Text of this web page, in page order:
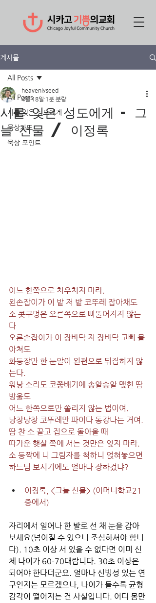
게시물
All Posts
시를 잊은 성도에게
묵상카드
묵상 포인트
All Posts
시를 잊은 성도에게 - 그
늘 선물 / 이정록
heavenlyseed
4월 18일 1분 분량
어느 한쪽으로 치우치지 마라.
왼손잡이가 이 밭 저 밭 코뚜레 잡아채도
소 콧구멍은 오른쪽으로 삐뚤어지지 않는
다
오른손잡이가 이 장바닥 저 장바닥 고삐 몰
아쳐도
화등장만 한 눈알이 왼편으로 뒤집히지 않
는다.
워낭 소리도 코쭝배기에 송알송알 맺힌 땀
방울도
어느 한쪽으로만 쏠리지 않는 법이여.
낭창낭창 코뚜레만 파이다 동강나는 거여.
땀 찬 소 끌고 집으로 돌아올 때
따가운 햇살 쪽에 서는 것만은 잊지 마라.
소 등짝에 니 그림자를 척하니 얹혀놓으면
하느님 보시기에도 얼마나 장하겄냐?
이정록, <그늘 선물> (어머니학교21
중에서)
자리에서 일어나 한 발로 선 채 눈을 감아
보세요(넘어질 수 있으니 조심하셔야 합니
다). 10초 이상 서 있을 수 없다면 이미 신
체 나이가 60-70대랍니다. 30초 이상은
되어야 한다더군요. 얼마나 신빙성 있는 연
구인지는 모르겠으나, 나이가 들수록 균형
감각이 떨어지는 건 사실입니다. 어디 몸만